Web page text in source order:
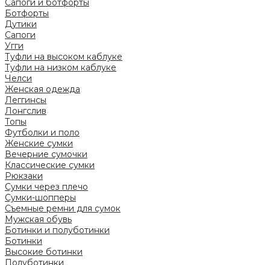
Сапоги и ботфорты
Ботфорты
Дутики
Сапоги
Угги
Туфли на высоком каблуке
Туфли на низком каблуке
Челси
Женская одежда
Леггинсы
Лонгслив
Топы
Футболки и поло
Женские сумки
Вечерние сумочки
Классические сумки
Рюкзаки
Сумки через плечо
Сумки-шопперы
Съемные ремни для сумок
Мужская обувь
Ботинки и полуботинки
Ботинки
Высокие ботинки
Полуботинки